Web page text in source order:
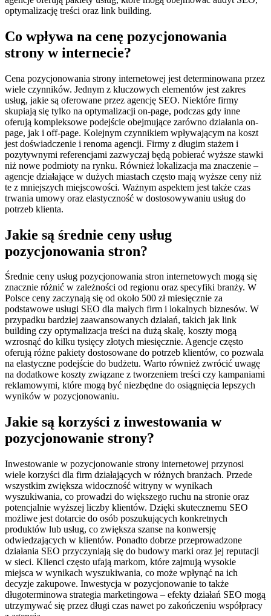
optymalizację treści oraz link building.
Co wpływa na cenę pozycjonowania
strony w internecie?
Cena pozycjonowania strony internetowej jest determinowana przez
wiele czynników. Jednym z kluczowych elementów jest zakres
usług, jakie są oferowane przez agencję SEO. Niektóre firmy
skupiają się tylko na optymalizacji on-page, podczas gdy inne
oferują kompleksowe podejście obejmujące zarówno działania on-
page, jak i off-page. Kolejnym czynnikiem wpływającym na koszt
jest doświadczenie i renoma agencji. Firmy z długim stażem i
pozytywnymi referencjami zazwyczaj będą pobierać wyższe stawki
niż nowe podmioty na rynku. Również lokalizacja ma znaczenie –
agencje działające w dużych miastach często mają wyższe ceny niż
te z mniejszych miejscowości. Ważnym aspektem jest także czas
trwania umowy oraz elastyczność w dostosowywaniu usług do
potrzeb klienta.
Jakie są średnie ceny usług
pozycjonowania stron?
Średnie ceny usług pozycjonowania stron internetowych mogą się
znacznie różnić w zależności od regionu oraz specyfiki branży. W
Polsce ceny zaczynają się od około 500 zł miesięcznie za
podstawowe usługi SEO dla małych firm i lokalnych biznesów. W
przypadku bardziej zaawansowanych działań, takich jak link
building czy optymalizacja treści na dużą skalę, koszty mogą
wzrosnąć do kilku tysięcy złotych miesięcznie. Agencje często
oferują różne pakiety dostosowane do potrzeb klientów, co pozwala
na elastyczne podejście do budżetu. Warto również zwrócić uwagę
na dodatkowe koszty związane z tworzeniem treści czy kampaniami
reklamowymi, które mogą być niezbędne do osiągnięcia lepszych
wyników w pozycjonowaniu.
Jakie są korzyści z inwestowania w
pozycjonowanie strony?
Inwestowanie w pozycjonowanie strony internetowej przynosi
wiele korzyści dla firm działających w różnych branżach. Przede
wszystkim zwiększa widoczność witryny w wynikach
wyszukiwania, co prowadzi do większego ruchu na stronie oraz
potencjalnie wyższej liczby klientów. Dzięki skutecznemu SEO
możliwe jest dotarcie do osób poszukujących konkretnych
produktów lub usług, co zwiększa szanse na konwersję
odwiedzających w klientów. Ponadto dobrze przeprowadzone
działania SEO przyczyniają się do budowy marki oraz jej reputacji
w sieci. Klienci często ufają markom, które zajmują wysokie
miejsca w wynikach wyszukiwania, co może wpłynąć na ich
decyzje zakupowe. Inwestycja w pozycjonowanie to także
długoterminowa strategia marketingowa – efekty działań SEO mogą
utrzymywać się przez długi czas nawet po zakończeniu współpracy